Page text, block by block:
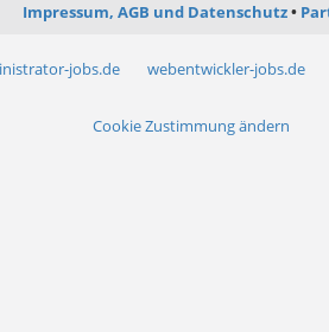
Impressum, AGB und Datenschutz
jobs.de webentwickler-jobs.de
Cookie Zustimmung ändern